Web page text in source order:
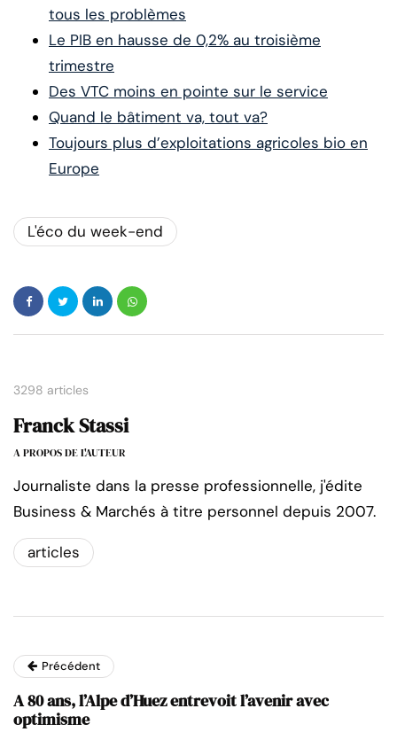
tous les problèmes
Le PIB en hausse de 0,2% au troisième
trimestre
Des VTC moins en pointe sur le service
Quand le bâtiment va, tout va?
Toujours plus d’exploitations agricoles bio en
Europe
L'éco du week-end
3298 articles
Franck Stassi
A PROPOS DE L'AUTEUR
Journaliste dans la presse professionnelle, j'édite
Business & Marchés à titre personnel depuis 2007.
articles
Précédent
A 80 ans, l’Alpe d’Huez entrevoit l’avenir avec
optimisme